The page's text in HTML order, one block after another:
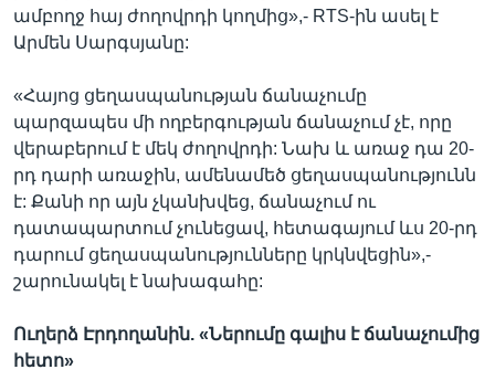
ամբողջ հայ ժողովրդի կողմից»,- RTS-ին ասել է
Արմեն Սարգսյանը:
«Հայոց ցեղասպանության ճանաչումը
պարզապես մի ողբերգության ճանաչում չէ, որը
վերաբերում է մեկ ժողովրդի: Նախ և առաջ դա 20-
րդ դարի առաջին, ամենամեծ ցեղասպանությունն
է: Քանի որ այն չկանխվեց, ճանաչում ու
դատապարտում չունեցավ, հետագայում ևս 20-րդ
դարում ցեղասպանությունները կրկնվեցին»,-
շարունակել է նախագահը:
Ուղերձ Էրդողանին. «Ներումը գալիս է ճանաչումից
հետո»